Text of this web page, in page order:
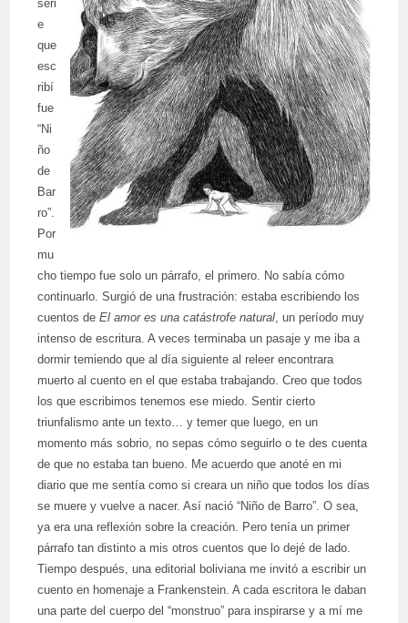
seri
e
que
esc
ribí
fue
“Ni
ño
de
Bar
ro”.
Por
mu
cho tiempo fue solo un párrafo, el primero. No sabía cómo
continuarlo. Surgió de una frustración: estaba escribiendo los
cuentos deEl amor es una catástrofe natural , un período muy
intenso de escritura. A veces terminaba un pasaje y me iba a
dormir temiendo que al día siguiente al releer encontrara
muerto al cuento en el que estaba trabajando. Creo que todos
los que escribimos tenemos ese miedo. Sentir cierto
triunfalismo ante un texto… y temer que luego, en un
momento más sobrio, no sepas cómo seguirlo o te des cuenta
de que no estaba tan bueno. Me acuerdo que anoté en mi
diario que me sentía como si creara un niño que todos los días
se muere y vuelve a nacer. Así nació “Niño de Barro”. O sea,
ya era una reflexión sobre la creación. Pero tenía un primer
párrafo tan distinto a mis otros cuentos que lo dejé de lado.
Tiempo después, una editorial boliviana me invitó a escribir un
cuento en homenaje a Frankenstein. A cada escritora le daban
una parte del cuerpo del “monstruo” para inspirarse y a mí me